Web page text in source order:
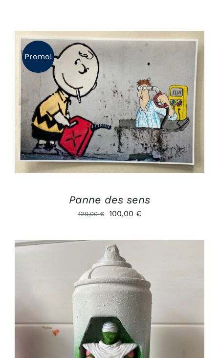
Promo!
AJOUTER AU PANIER
/
DÉTAILS
Panne des sens
120,00€
Le
initial
était :
120,00 €.
100,00 €Le
actuel